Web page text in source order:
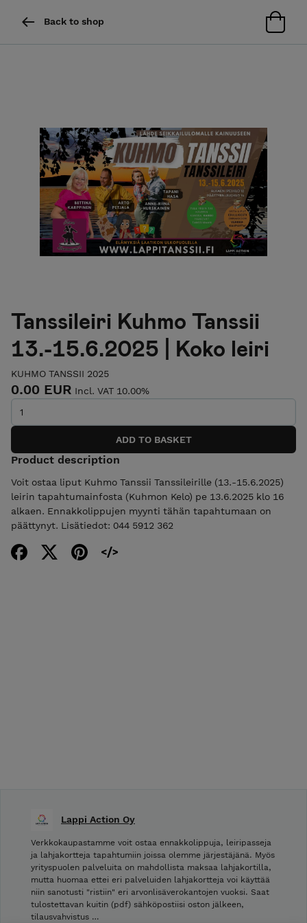
Back to shop
Tanssileiri Kuhmo Tanssii
13.-15.6.2025 | Koko leiri
KUHMO TANSSII 2025
0.00 EUR Incl. VAT 10.00%
Product description
Voit ostaa liput Kuhmo Tanssii Tanssileirille (13.-15.6.2025)
leirin tapahtumainfosta (Kuhmon Kelo) pe 13.6.2025 klo 16
alkaen. Ennakkolippujen myynti tähän tapahtumaan on
päättynyt. Lisätiedot: 044 5912 362
Lappi Action Oy
Verkkokaupastamme voit ostaa ennakkolippuja, leiripasseja
ja lahjakortteja tapahtumiin joissa olemme järjestäjänä. Myös
yrityspuolen palveluita on mahdollista maksaa lahjakortilla,
mutta huomaa ettei eri palveluiden lahjakortteja voi käyttää
niin sanotusti "ristiin" eri arvonlisäverokantojen vuoksi. Saat
tulostettavan kuitin (pdf) sähköpostiisi oston jälkeen,
tilausvahvistus …